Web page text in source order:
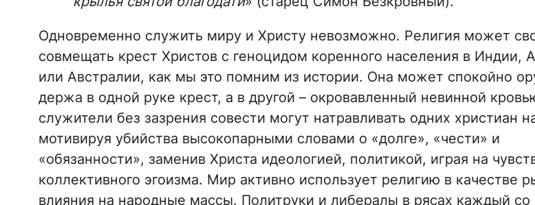
Одновременно служить миру и Христу невозможно. Религия может
совмещать крест Христов с геноцидом коренного населения в Индии,
или Австралии, как мы это помним из истории. Она может спокойно
держа в одной руке крест, а в другой – окровавленный невинной
служители без зазрения совести могут натравливать одних христиан
мотивируя убийства высокопарными словами о «долге», «чести» и
«обязанности», заменив Христа идеологией, политикой, играя на
коллективного эгоизма. Мир активно использует религию в качестве
влияния на народные массы. Политруки и либералы в рясах каждый со